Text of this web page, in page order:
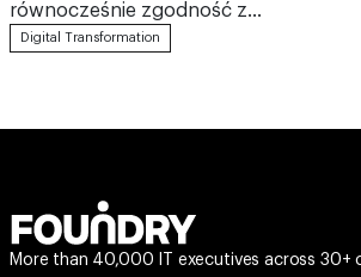
równocześnie zgodność z…
Digital Transformation
More than 40,000 IT executives across 30+